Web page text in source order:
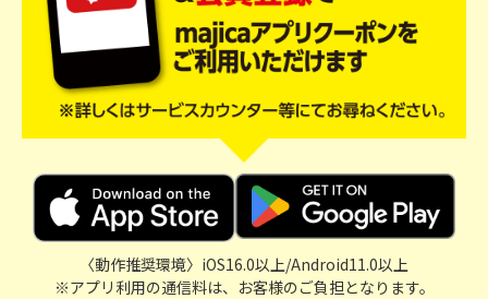
〈動作推奨環境〉iOS16.0以上/Android11.0以上
※アプリ利用の通信料は、お客様のご負担となります。